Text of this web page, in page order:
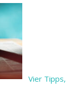
Vier Tipps,